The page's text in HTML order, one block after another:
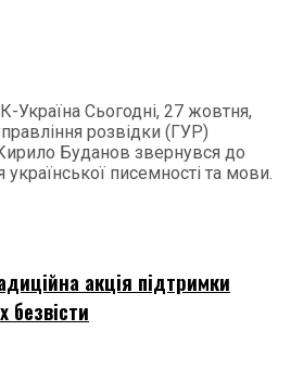
Україна Сьогодні, 27 жовтня,
розвідки (ГУР)
Буданов звернувся до
писемності та мови.
акція підтримки
безвісти